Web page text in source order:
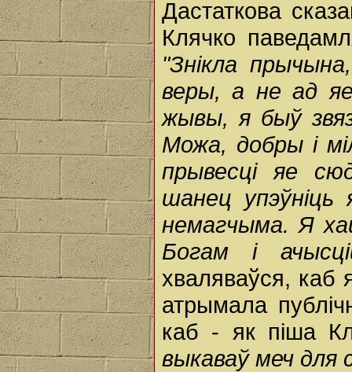
Дастаткова
Клячко
"Знікла
веры, а не ад
жывы, я быў
Можа, добры і
прывесці яе
шанец
немагчыма. Я
Богам і
хваляваўся, каб
атрымала
каб - як піша
выкаваў меч для